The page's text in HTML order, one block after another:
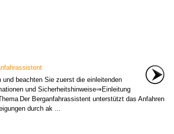
und beachten Sie zuerst die einleitenden
und Sicherheitshinweise⇒Einleitung
Der Berganfahrassistent unterstützt das Anfahren
durch ak ...